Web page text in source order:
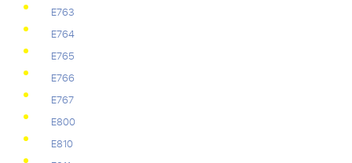
Е763
Е764
Е765
Е766
Е767
Е800
Е810